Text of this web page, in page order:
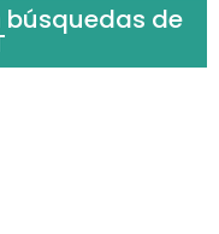
búsquedas de